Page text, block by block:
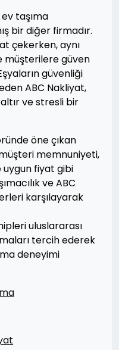
taşıma
bir diğer firmadır.
çekerken, aynı
müşterilere güven
güvenliği
ABC Nakliyat,
ve stresli bir
öne çıkan
memnuniyeti,
uygun fiyat gibi
ve ABC
karşılayarak
uluslararası
tercih ederek
deneyimi